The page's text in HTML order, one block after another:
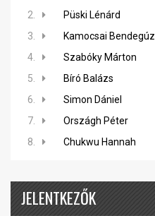
2.
Püski Lénárd
3.
Kamocsai Bendegúz
4.
Szabóky Márton
5.
Bíró Balázs
6.
Simon Dániel
7.
Országh Péter
8.
Chukwu Hannah
JELENTKEZŐK